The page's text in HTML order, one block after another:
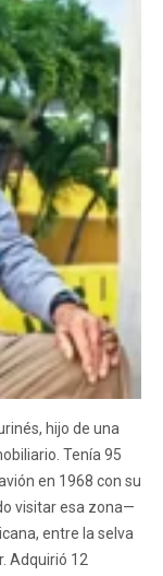
hijo de una
Tenía 95
en 1968 con su
visitar esa zona—
entre la selva
Adquirió 12